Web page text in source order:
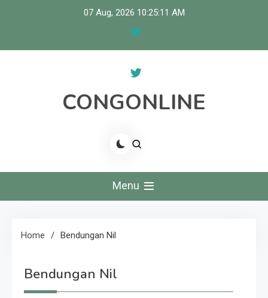
07 Aug, 2026 10:25:11 AM
CONGONLINE
Menu
Home Bendungan Nil
Bendungan Nil